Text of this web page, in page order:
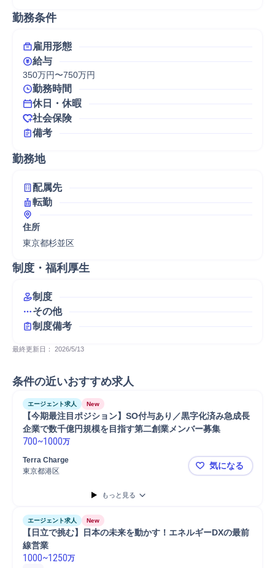
勤務条件
雇用形態
給与
350万円〜750万円
勤務時間
休日・休暇
社会保険
備考
勤務地
配属先
転勤
住所
東京都杉並区
制度・福利厚生
制度
その他
制度備考
最終更新日： 2026/5/13
条件の近いおすすめ求人
エージェント求人 New
【今期最注目ポジション】SO付与あり／黒字化済み急成長
企業で数千億円規模を目指す第二創業メンバー募集
700~1000万
Terra Charge
東京都港区
【今期最注
気になる
もっと見る
エージェント求人 New
【日立で挑む】日本の未来を動かす！エネルギーDXの最前
線営業
1000~1250万